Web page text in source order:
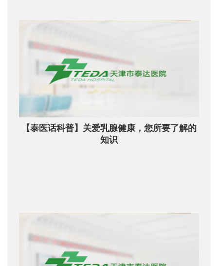
【泰医话科普】关爱乳腺健康，您所要了解的
知识